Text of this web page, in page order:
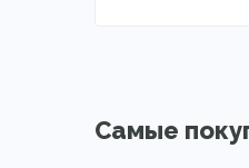
Самые